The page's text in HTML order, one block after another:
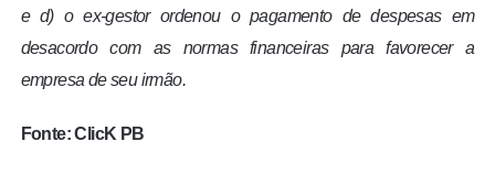
e d) o ex-gestor ordenou o pagamento de despesas em
desacordo com as normas financeiras para favorecer a
empresa de seu irmão.
Fonte: ClicK PB